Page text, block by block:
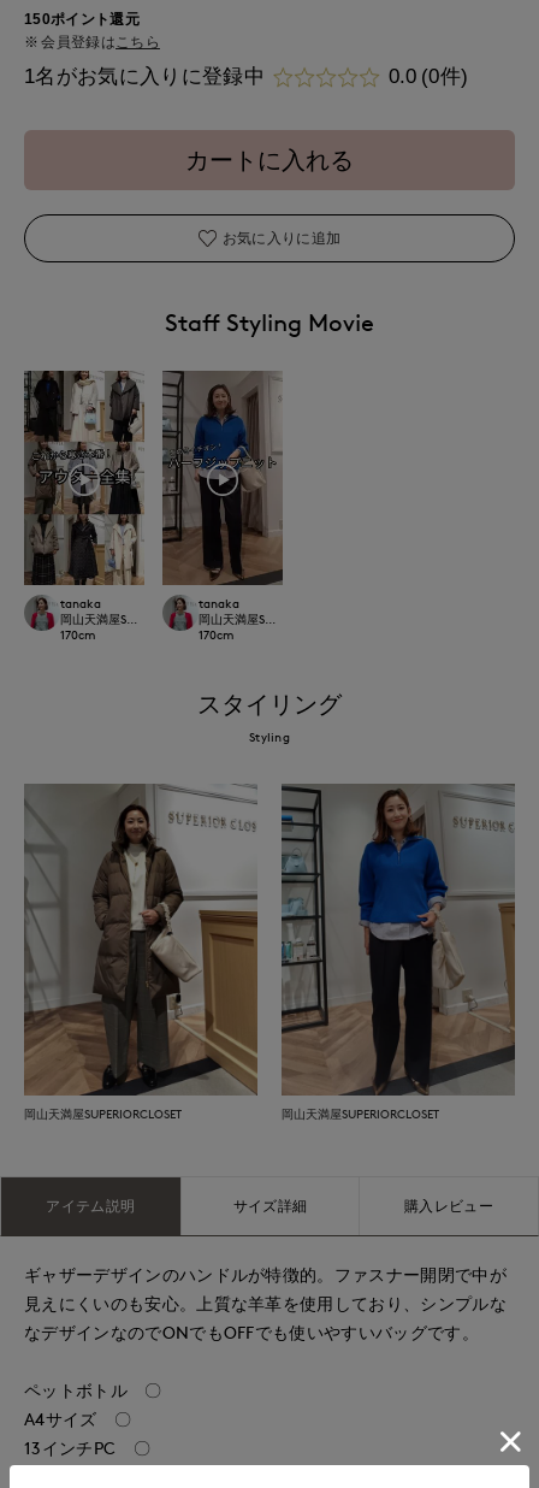
150ポイント還元
会員登録は こちら
1名がお気に入りに登録中 0.0 (0件)
カートに入れる
お気に入りに追加
Staff Styling Movie
tanaka
岡山天満屋SUPERIORCLOSET
170cm
tanaka
岡山天満屋SUPERIORCLOSET
170cm
スタイリング
Styling
岡山天満屋SUPERIORCLOSET 岡山天満屋SUPERIORCLOSET
アイテム説明 サイズ詳細 購入レビュー
ギャザーデザインのハンドルが特徴的。ファスナー開閉で中が
見えにくいのも安心。上質な羊革を使用しており、シンプルな
なデザインなのでONでもOFFでも使いやすいバッグです。
ペットボトル 〇
A4サイズ 〇
13インチPC 〇